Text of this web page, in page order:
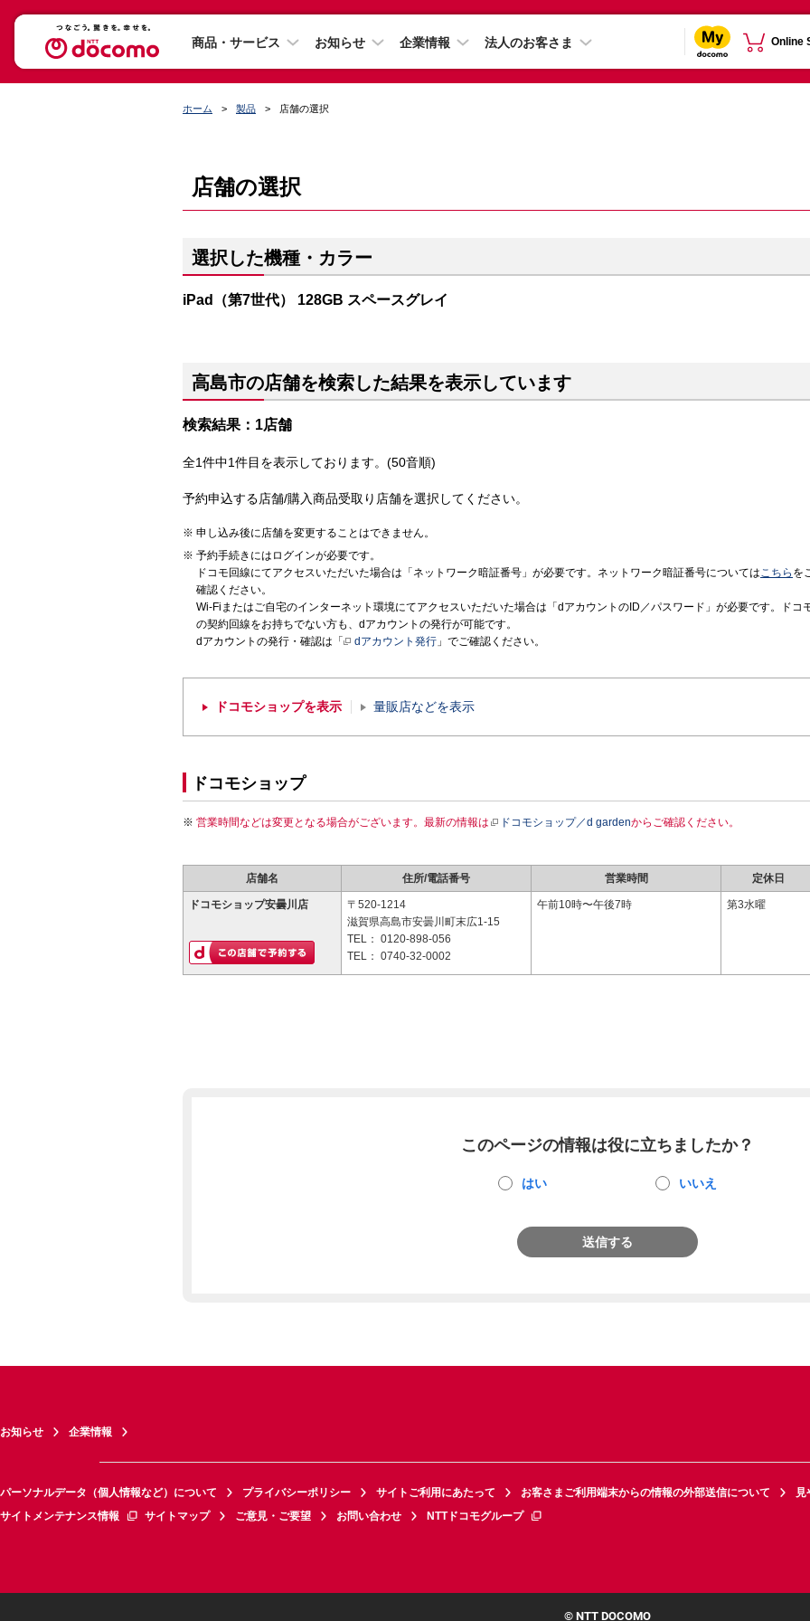
商品・サービス お知らせ 企業情報 法人のお客さま Online
ホーム 製品 店舗の選択
店舗の選択
選択した機種・カラー
iPad（第7世代） 128GB スペースグレイ
高島市の店舗を検索した結果を表示しています
検索結果：1店舗
全1件中1件目を表示しております。(50音順)
予約申込する店舗/購入商品受取り店舗を選択してください。
申し込み後に店舗を変更することはできません。
予約手続きにはログインが必要です。
ドコモ回線にてアクセスいただいた場合は「ネットワーク暗証番号」が必要です。ネットワーク暗証番号についてはこちら を
確認ください。
Wi-Fiまたはご自宅のインターネット環境にてアクセスいただいた場合は「dアカウントのID／パスワード」が必要です。ドコ
の契約回線をお持ちでない方も、dアカウントの発行が可能です。
dアカウントの発行・確認は「
dアカウント発行 」でご確認ください。
ドコモショップを表示 量販店などを表示
ドコモショップ
営業時間などは変更となる場合がございます。最新の情報は ドコモショップ／d gardenからご確認ください。
店舗名 住所/電話番号 営業時間 定休日
ドコモショップ安曇川店
〒520-1214
滋賀県高島市安曇川町末広1-15
TEL： 0120-898-056
TEL： 0740-32-0002
午前10時〜午後7時 第3水曜
このページの情報は役に立ちましたか？
はい いいえ
送信する
お知らせ 企業情報
パーソナルデータ（個人情報など）について プライバシーポリシー サイトご利用にあたって お客さまご利用端末からの情報の外部送信について
見
サイトメンテナンス情報
サイトマップ ご意見・ご要望 お問い合わせ NTTドコモグループ
© NTT DOCOMO